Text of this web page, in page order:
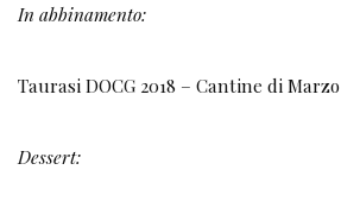
In abbinamento:
Taurasi DOCG 2018 – Cantine di Marzo
Dessert: